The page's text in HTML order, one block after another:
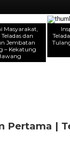
Masyarakat,
dan
Jembatan
– Kekatung
Pertama |